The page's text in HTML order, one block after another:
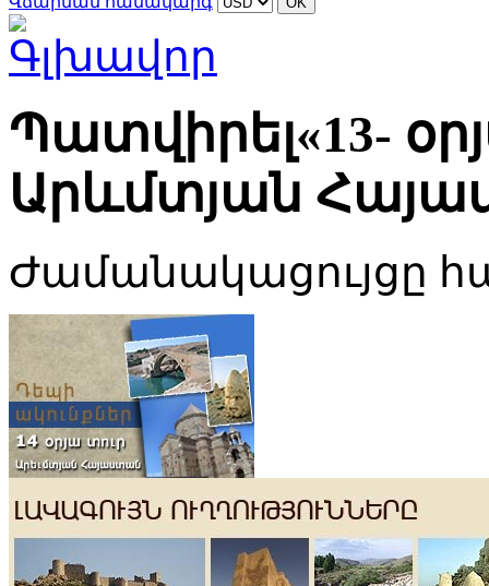
Պատվիրել«13-
Արևմտյան
Ժամանակացույցը